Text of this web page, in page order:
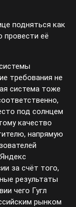
подняться как
её
требования не
система тоже
под солнцем
качество
напрямую
за счёт того,
результаты
чего Гугл
рынком